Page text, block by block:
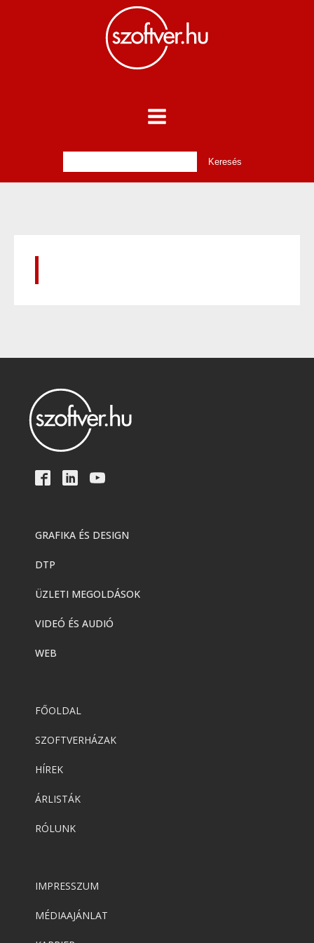
GRAFIKA ÉS DESIGN
DTP
ÜZLETI MEGOLDÁSOK
VIDEÓ ÉS AUDIÓ
WEB
FŐOLDAL
SZOFTVERHÁZAK
HÍREK
ÁRLISTÁK
RÓLUNK
IMPRESSZUM
MÉDIAAJÁNLAT